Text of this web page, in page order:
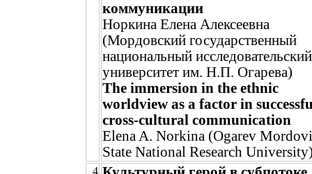
коммуникации
Норкина Елена Алексеевна
(Мордовский государственный
национальный исследовательский
университет им. Н.П. Огарева)
The immersion in the ethnic
worldview as a factor in
cross-cultural communication
Elena A. Norkina (Ogarev
State National Research
4